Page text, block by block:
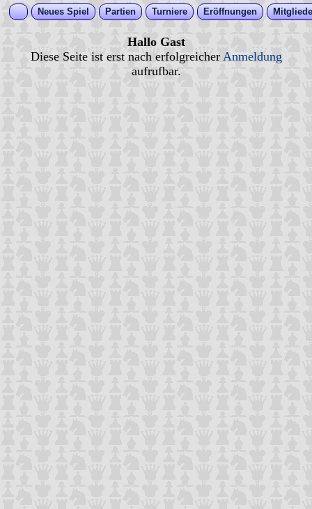
Neues Spiel Partien Turniere Eröffnungen
Hallo Gast
Diese Seite ist erst nach erfolgreicher Anmeldung
aufrufbar.